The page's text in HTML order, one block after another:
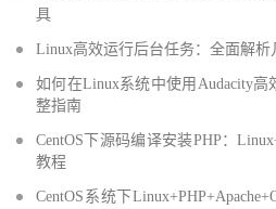
具
Linux高效运行后台任务：全面解
如何在Linux系统中使用Audacity
整指南
CentOS下源码编译安装PHP：
教程
CentOS系统下